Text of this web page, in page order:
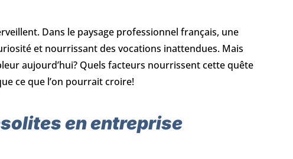
Dans le paysage professionnel français, une
et nourrissant des vocations inattendues. Mais
aujourd’hui? Quels facteurs nourrissent cette quête
ce que l’on pourrait croire!
en entreprise